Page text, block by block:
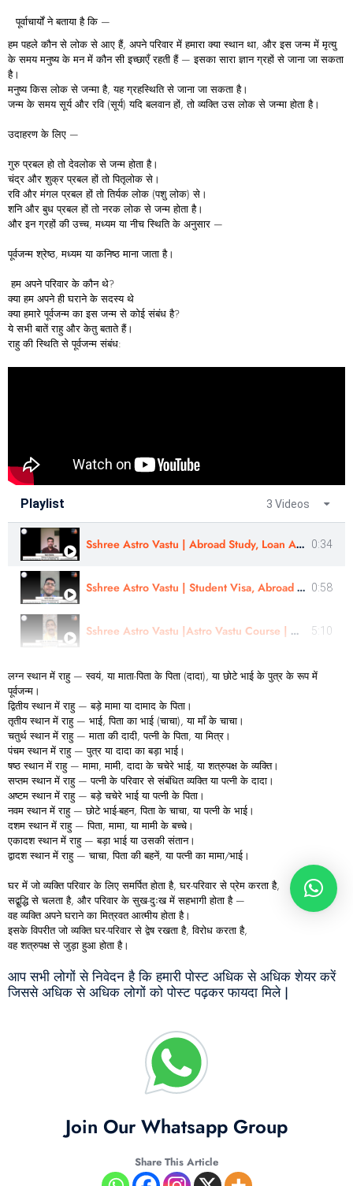
पूर्वाचार्यों ने बताया है कि —
हम पहले कौन से लोक से आए हैं, अपने परिवार में हमारा क्या स्थान था, और इस जन्म में मृत्यु
के समय मनुष्य के मन में कौन सी इच्छाएँ रहती हैं — इसका सारा ज्ञान ग्रहों से जाना जा सकता
है।
मनुष्य किस लोक से जन्मा है, यह ग्रहस्थिति से जाना जा सकता है।
जन्म के समय सूर्य और रवि (सूर्य) यदि बलवान हों, तो व्यक्ति उस लोक से जन्मा होता है।
उदाहरण के लिए —
गुरु प्रबल हो तो देवलोक से जन्म होता है।
चंद्र और शुक्र प्रबल हों तो पितृलोक से।
रवि और मंगल प्रबल हों तो तिर्यक लोक (पशु लोक) से।
शनि और बुध प्रबल हों तो नरक लोक से जन्म होता है।
और इन ग्रहों की उच्च, मध्यम या नीच स्थिति के अनुसार —
पूर्वजन्म श्रेष्ठ, मध्यम या कनिष्ठ माना जाता है।
हम अपने परिवार के कौन थे?
क्या हम अपने ही घराने के सदस्य थे
क्या हमारे पूर्वजन्म का इस जन्म से कोई संबंध है?
ये सभी बातें राहु और केतु बताते हैं।
राहु की स्थिति से पूर्वजन्म संबंध:
Playlist 3 Videos
Sshree Astro Vastu | Abroad Study, Loan Approval- Review | Yash Mehta 0:34
Sshree Astro Vastu | Student Visa, Abroad Study - Review In Eng |Sahil Warge | #sshreeastrovastu 0:58
Sshree Astro Vastu |Astro Vastu Course | Martial, Business, Kid Health Case review|Er. Ulhas Chimaji 5:10
लग्न स्थान में राहु — स्वयं, या माता-पिता के पिता (दादा), या छोटे भाई के पुत्र के रूप में
पूर्वजन्म।
द्वितीय स्थान में राहु — बड़े मामा या दामाद के पिता।
तृतीय स्थान में राहु — भाई, पिता का भाई (चाचा), या माँ के चाचा।
चतुर्थ स्थान में राहु — माता की दादी, पत्नी के पिता, या मित्र।
पंचम स्थान में राहु — पुत्र या दादा का बड़ा भाई।
षष्ठ स्थान में राहु — मामा, मामी, दादा के चचेरे भाई, या शत्रुपक्ष के व्यक्ति।
सप्तम स्थान में राहु — पत्नी के परिवार से संबंधित व्यक्ति या पत्नी के दादा।
अष्टम स्थान में राहु — बड़े चचेरे भाई या पत्नी के पिता।
नवम स्थान में राहु — छोटे भाई-बहन, पिता के चाचा, या पत्नी के भाई।
दशम स्थान में राहु — पिता, मामा, या मामी के बच्चे।
एकादश स्थान में राहु — बड़ा भाई या उसकी संतान।
द्वादश स्थान में राहु — चाचा, पिता की बहनें, या पत्नी का मामा/भाई।
घर में जो व्यक्ति परिवार के लिए समर्पित होता है, घर-परिवार से प्रेम करता है,
सद्बुद्धि से चलता है, और परिवार के सुख-दुःख में सहभागी होता है —
वह व्यक्ति अपने घराने का मित्रवत आत्मीय होता है।
इसके विपरीत जो व्यक्ति घर-परिवार से द्वेष रखता है, विरोध करता है,
वह शत्रुपक्ष से जुड़ा हुआ होता है।
आप सभी लोगों से निवेदन है कि हमारी पोस्ट अधिक से अधिक शेयर करें
जिससे अधिक से अधिक लोगों को पोस्ट पढ़कर फायदा मिले |
Join Our Whatsapp Group
Share This Article